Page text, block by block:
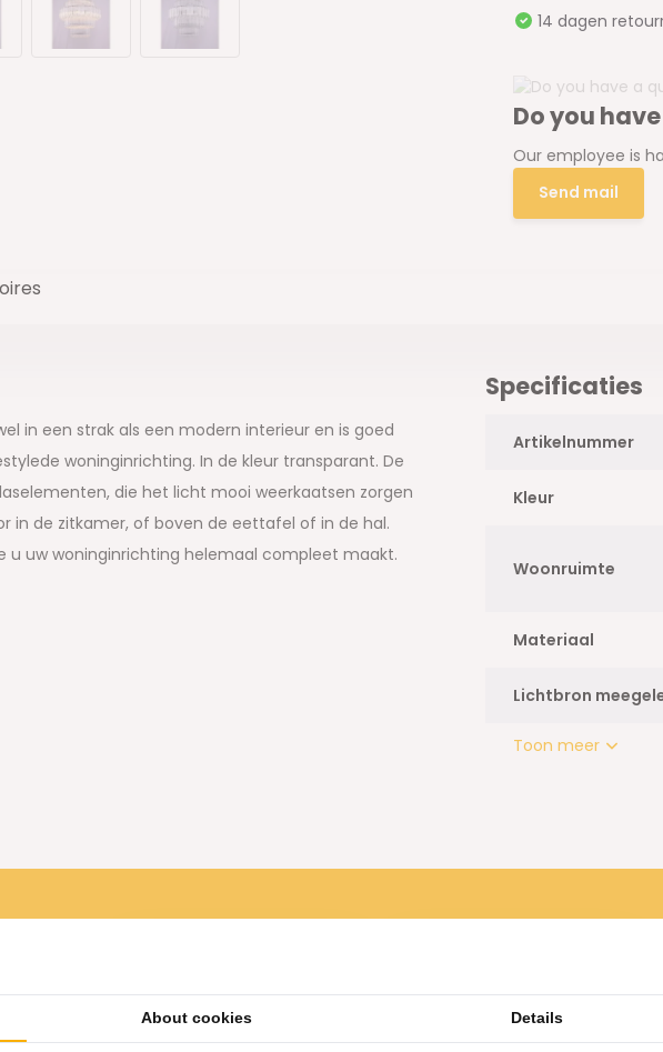
14 dagen
Do you
Our employee is
Send mail
in een strak als een modern interieur en is goed
woninginrichting. In de kleur transparant. De
die het licht mooi weerkaatsen zorgen
in de zitkamer, of boven de eettafel of in de hal.
u uw woninginrichting helemaal compleet maakt.
Specificaties
Artikelnummer
Kleur
Woonruimte
Materiaal
Lichtbron
Toon meer
About cookies Details